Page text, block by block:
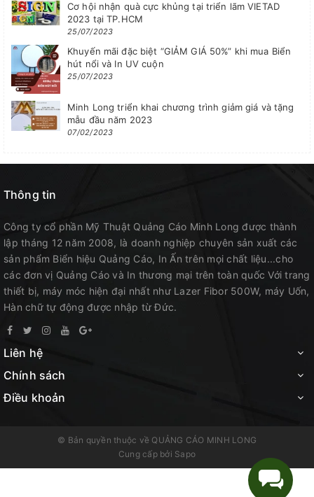
Cơ hội nhận quà cực khủng tại triển lãm VIETAD
2023 tại TP.HCM
25/07/2023
Khuyến mãi đặc biệt “GIẢM GIÁ 50%” khi mua Biển
hút nổi và In UV cuộn
25/07/2023
Minh Long triển khai chương trình giảm giá và tặng
mẫu đầu năm 2023
07/02/2023
Thông tin
Công ty cổ phần Mỹ Thuật Quảng Cáo Minh Long được thành
lập tháng 12 năm 2008, là doanh nghiệp chuyên sản xuất các
sản phẩm Biển hiệu Quảng Cáo, In Ấn trên mọi chất liệu...cho
các đơn vị Quảng Cáo và In thương mại trên toàn quốc Với trang
thiết bị, máy móc hiện đại nhất như Lazer Fibor 500W, máy Uốn,
Hàn chữ tự động được nhập từ Đức.
Liên hệ
Chính sách
Điều khoản
© Bản quyền thuộc về QUẢNG CÁO MINH LONG
Cung cấp bởi Sapo